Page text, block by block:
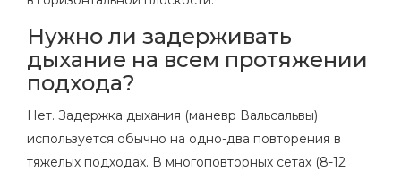
Нужно ли задерживать
дыхание на всем протяжении
подхода?
Нет. Задержка дыхания (маневр Вальсальвы)
используется обычно на одно-два повторения в
тяжелых подходах. В многоповторных сетах (8-12